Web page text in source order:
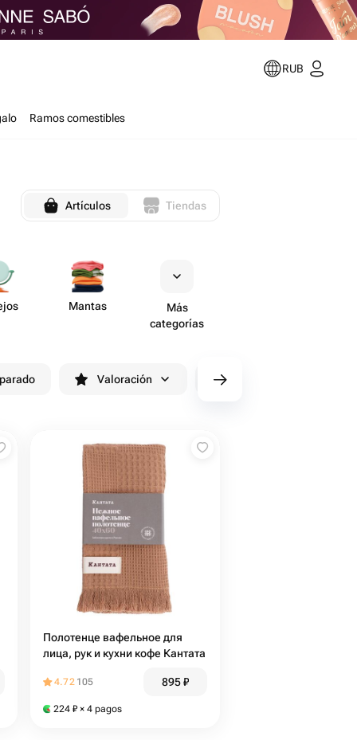
RUB
Ramos comestibles
Artículos Tiendas
Mantas
Más
categorías
Valoración cv/filters/name_fast_delivery
Полотенце вафельное для
лица, рук и кухни кофе Кантата
4.72 105 895₽
224 ₽ × 4 pagos